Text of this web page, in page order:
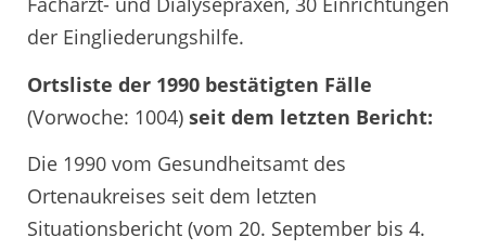
der Eingliederungshilfe.
Ortsliste der 1990 bestätigten Fälle
(Vorwoche: 1004) seit dem letzten Bericht:
Die 1990 vom Gesundheitsamt des
Ortenaukreises seit dem letzten
Situationsbericht (vom 20. September bis 4.